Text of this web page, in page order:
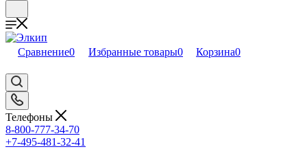
Сравнение0 Избранные товары0 Корзина0
Телефоны
8-800-777-34-70
+7-495-481-32-41